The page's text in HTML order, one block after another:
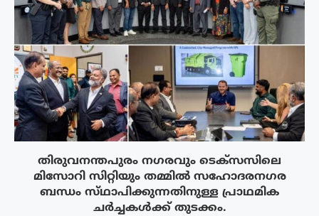
തിരുവനന്തപുരം നഗരവും ടെക്‌സസിലെ
മിസോറി സിറ്റിയും തമ്മിൽ സഹോദരനഗര
ബന്ധം സ്‌ഥാപിക്കുന്നതിനുള്ള പ്രാഥമിക
ചർച്ചകൾക്ക് തുടക്കം.